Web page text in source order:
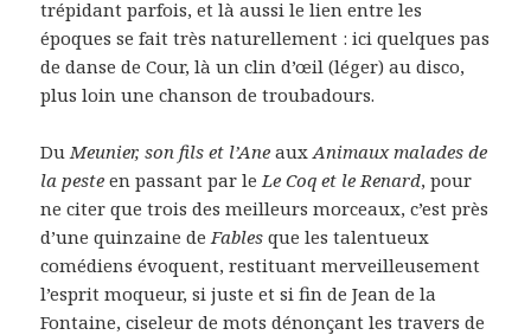
trépidant parfois, et là aussi le lien entre les
époques se fait très naturellement : ici quelques pas
de danse de Cour, là un clin d’œil (léger) au disco,
plus loin une chanson de troubadours.
Du Meunier, son fils et l’Ane auxAnimaux malades de
la peste en passant par le Le Coq et le Renard, pour
ne citer que trois des meilleurs morceaux, c’est près
d’une quinzaine de Fables que les talentueux
comédiens évoquent, restituant merveilleusement
l’esprit moqueur, si juste et si fin de Jean de la
Fontaine, ciseleur de mots dénonçant les travers de